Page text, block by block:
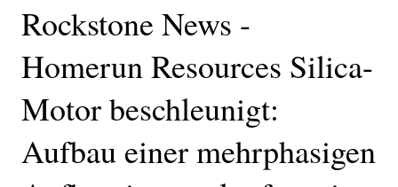
Rockstone News -
Homerun Resources Silica-
Motor beschleunigt:
Aufbau einer mehrphasigen